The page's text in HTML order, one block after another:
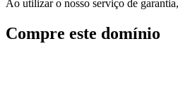
Ao utilizar o nosso serviço de
Compre este domínio